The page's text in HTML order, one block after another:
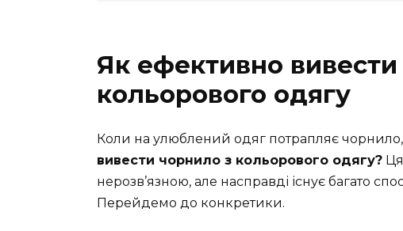
Як ефективно
кольорового одягу
Коли на улюблений одяг потрапляє
вивести чорнило з кольорового одягу?
нерозв’язною, але насправді існує багато
Перейдемо до конкретики.